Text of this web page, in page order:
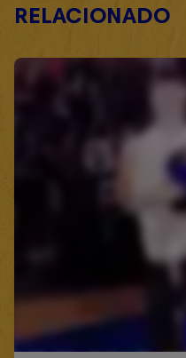
RELACIONADO